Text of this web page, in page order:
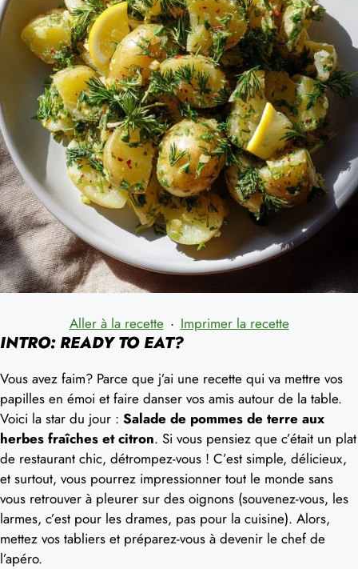
Aller à la recette · Imprimer la recette
INTRO: READY TO EAT?
Vous avez faim? Parce que j’ai une recette qui va mettre vos
papilles en émoi et faire danser vos amis autour de la table.
Voici la star du jour : Salade de pommes de terre aux
herbes fraîches et citron. Si vous pensiez que c’était un plat
de restaurant chic, détrompez-vous ! C’est simple, délicieux,
et surtout, vous pourrez impressionner tout le monde sans
vous retrouver à pleurer sur des oignons (souvenez-vous, les
larmes, c’est pour les drames, pas pour la cuisine). Alors,
mettez vos tabliers et préparez-vous à devenir le chef de
l’apéro.